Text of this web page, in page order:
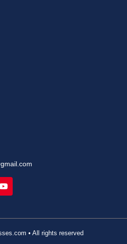
• All rights reserved